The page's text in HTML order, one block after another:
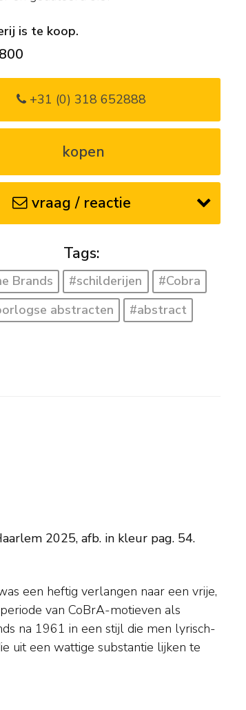
is te koop.
+31 (0) 318 652888
kopen
vraag / reactie
Tags:
Brands #schilderijen
#Cobra
abstracten
#abstract
2025, afb. in kleur pag. 54.